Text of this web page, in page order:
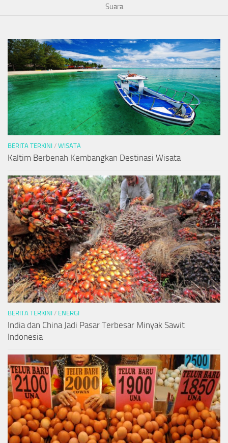
Suara
BERITA TERKINI / WISATA
Kaltim Berbenah Kembangkan Destinasi Wisata
BERITA TERKINI / ENERGI
India dan China Jadi Pasar Terbesar Minyak Sawit
Indonesia